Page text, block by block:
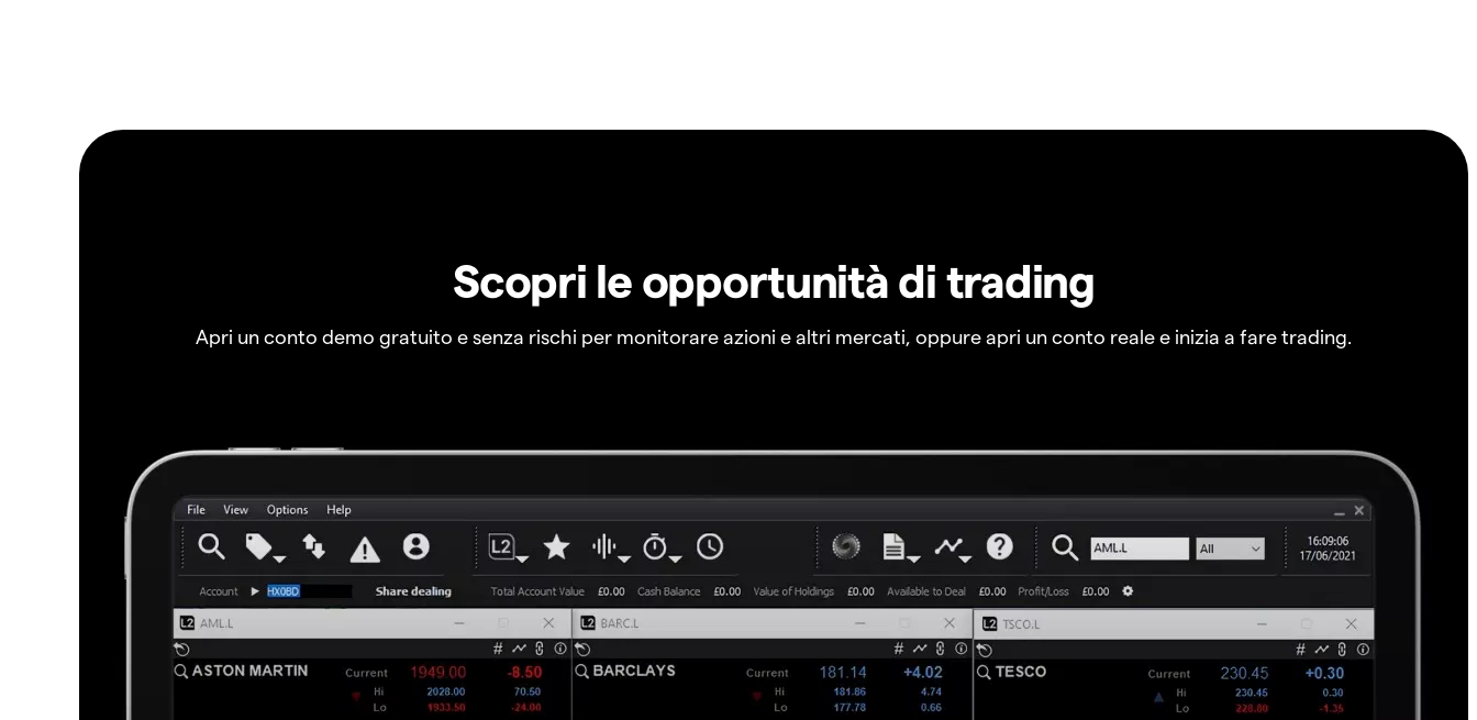
Scopri le opportunità di trading
Apri un conto demo gratuito e senza rischi per monitorare azioni e altri mercati, oppure apri un conto reale e inizia a fare trading.